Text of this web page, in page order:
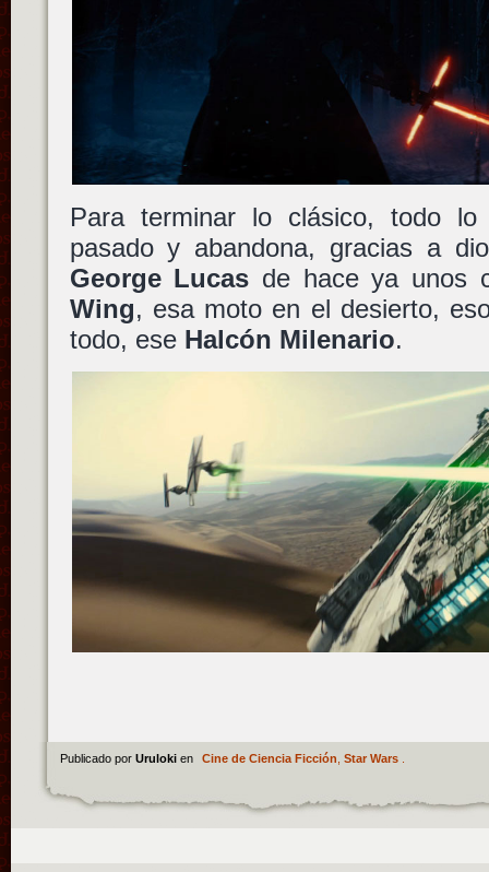
Para terminar lo clásico, todo lo
pasado y abandona, gracias a
George Lucas de hace ya unos
Wing, esa moto en el desierto,
todo, ese Halcón Milenario.
Publicado por Uruloki en Cine de Ciencia Ficción Star Wars.